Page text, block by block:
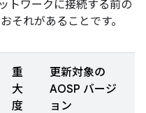
トワークに接続する前の
それがあることです。
重
大
度
更新対象の
AOSP バージ
ョン